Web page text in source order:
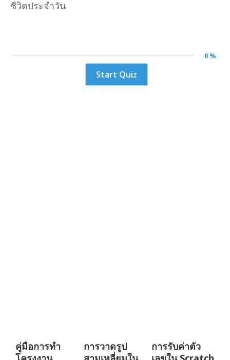
ชีวิตประจำวัน
0 %
Start Quiz
คู่มือการทำ
การวาดรูป
การรับค่าตัว